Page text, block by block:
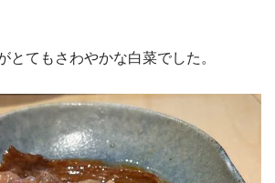
とてもさわやかな白菜でした。